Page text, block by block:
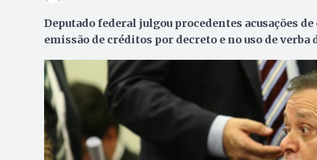
Deputado federal julgou procedentes acusações
emissão de créditos por decreto e no uso de verba